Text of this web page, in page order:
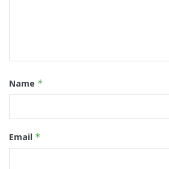
Name *
Email *